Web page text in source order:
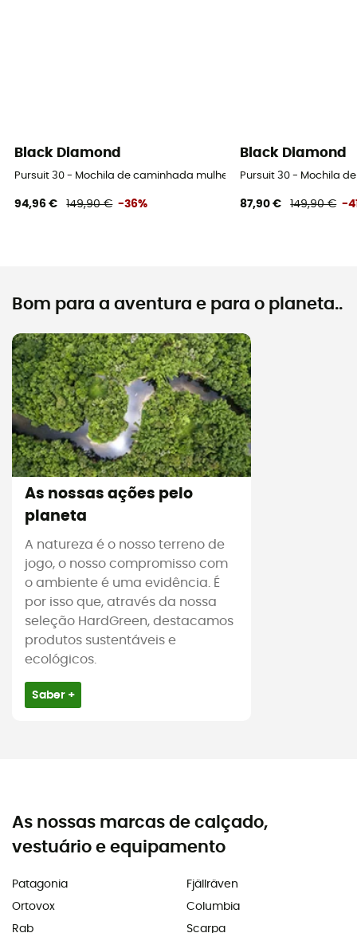
Black Diamond
Pursuit 30 - Mochila de caminhada mulher
94,96 € 149,90 € -36%
Black Diamond
Pursuit 30 - Mochila
87,90 € 149,90 € -
Bom para a aventura e para o planeta..
As nossas ações pelo
planeta
A natureza é o nosso terreno de
jogo, o nosso compromisso com
o ambiente é uma evidência. É
por isso que, através da nossa
seleção HardGreen, destacamos
produtos sustentáveis e
ecológicos.
Saber +
As nossas marcas de calçado,
vestuário e equipamento
Patagonia
Ortovox
Rab
Fjällräven
Columbia
Scarpa